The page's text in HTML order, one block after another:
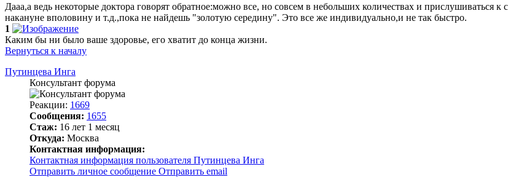
Дааа,а ведь некоторые доктора говорят обратное:можно все, но совсем в небольших количествах и прислушиваться
накануне вполовину и т.д.,пока не найдешь "золотую середину". Это все же индивидуально,и не так быстро.
1
Каким бы ни было ваше здоровье, его хватит до конца жизни.
Вернуться к началу
Путинцева Инга
Консультант форума
Реакции: 1669
Сообщения: 1655
Стаж: 16 лет 1 месяц
Откуда: Москва
Контактная информация:
Контактная информация пользователя Путинцева Инга
Отправить личное сообщение Отправить email